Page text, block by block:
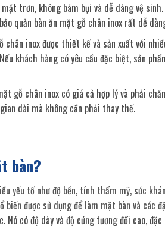
trơn, không bám bụi và dễ dàng vệ
quản bàn ăn mặt gỗ chân inox rất dễ
inox được thiết kế và sản xuất với
khách hàng có yêu cầu đặc biệt, sản
gỗ chân inox có giá cả hợp lý và phải
dài mà không cần phải thay thế.
bàn?
yếu tố như độ bền, tính thẩm mỹ, sức
được sử dụng để làm mặt bàn và các
Nó có độ dày và độ cứng tương đối cao,